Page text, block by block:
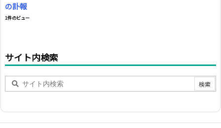
の訃報
1件のビュー
サイト内検索